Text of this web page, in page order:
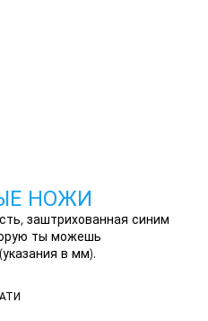
НОЖИ
заштрихованная синим
ты можешь
в мм).